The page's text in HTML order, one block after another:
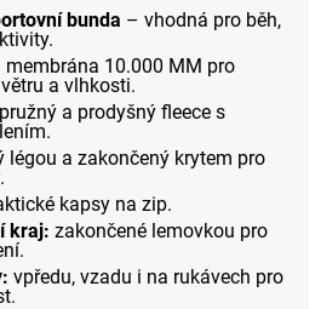
bunda – vhodná pro běh,
membrána 10.000 MM pro
a vlhkosti.
pružný a prodyšný fleece s
légou a zakončený krytem pro
kapsy na zip.
kraj: zakončené lemovkou pro
vpředu, vzadu i na rukávech pro